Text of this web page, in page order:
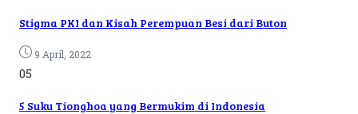
Stigma PKI dan Kisah Perempuan Besi dari Buton
9 April, 2022
05
5 Suku Tionghoa yang Bermukim di Indonesia